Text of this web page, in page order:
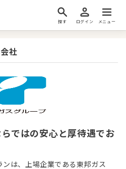
探す ログイン メニュー
社
らではの安心と厚待遇でお
は、上場企業である東邦ガス